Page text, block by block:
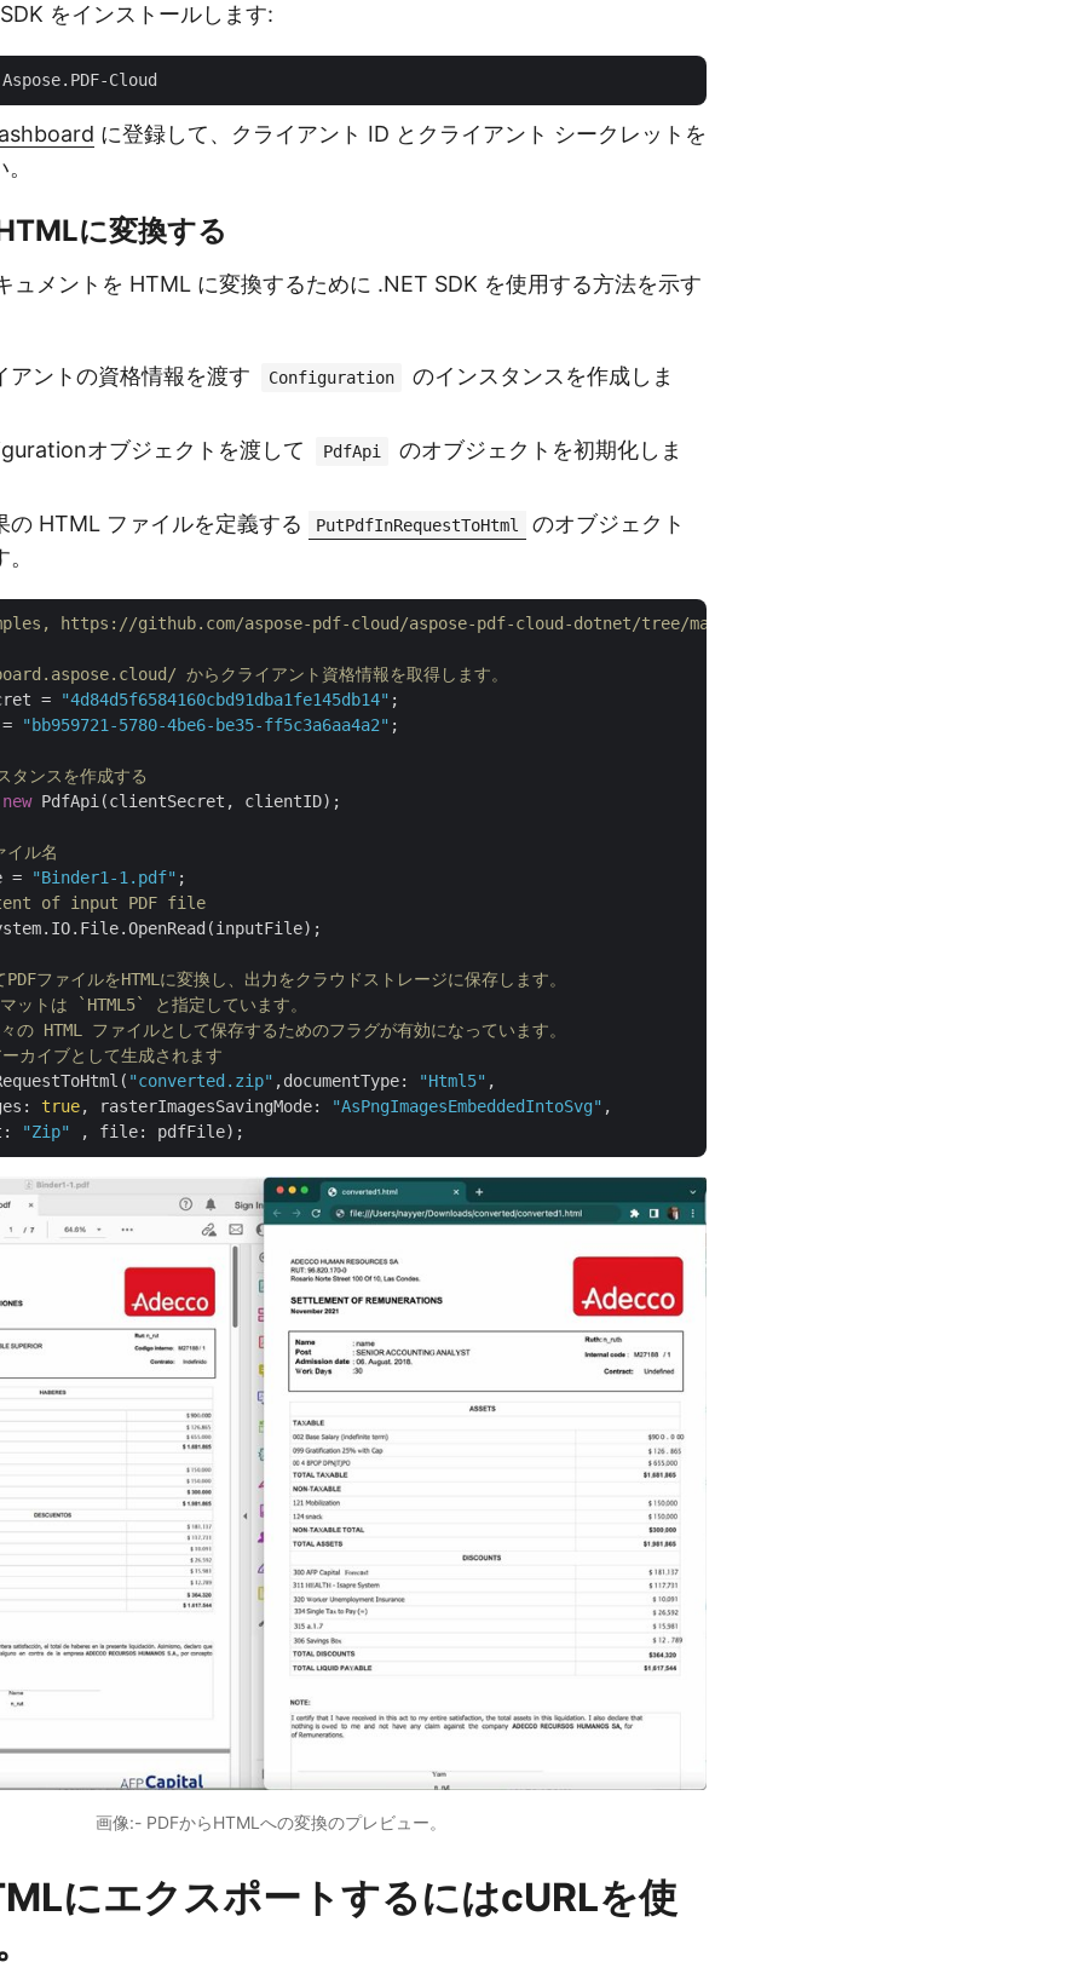
をインストールします:
に登録して、クライアント ID とクライアント シークレットを
に変換する
ュメントを HTML に変換するために .NET SDK を使用する方法を示す
アントの資格情報を渡す Configuration のインスタンスを作成しま
オブジェクトを渡して PdfApi のオブジェクトを初期化しま
の HTML ファイルを定義する PutPdfInRequestToHtml
のオブジェクト
https://github.com/aspose-pdf-cloud/aspose-pdf-cloud-dotnet/tree/master/Examples
からクライアント資格情報を取得します。
=
"4d84d5f6584160cbd91dba1fe145db14"
"bb959721-5780-4be6-be35-ff5c3a6aa4a2" ;
ンスを作成する
new PdfApi(clientSecret, clientID);
ル名
=
"Binder1-1.pdf"
of input PDF file
ファイルをHTMLに変換し、出力をクラウドストレージに保存します。
ットは `HTML5` と指定しています。
HTML ファイルとして保存するためのフラグが有効になっています。
イブとして生成されます
"converted.zip" ,documentType: "Html5" ,
true, rasterImagesSavingMode: "AsPngImagesEmbeddedIntoSvg" ,
"Zip"
画像:- PDFからHTMLへの変換のプレビュー。
にエクスポートするにはcURLを使